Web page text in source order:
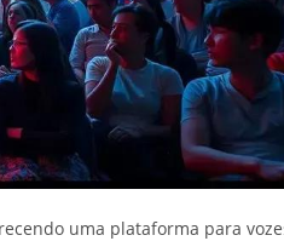
uma plataforma para